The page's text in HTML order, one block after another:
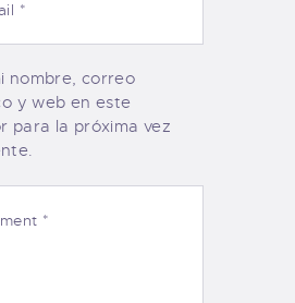
nombre, correo
y web en este
para la próxima vez